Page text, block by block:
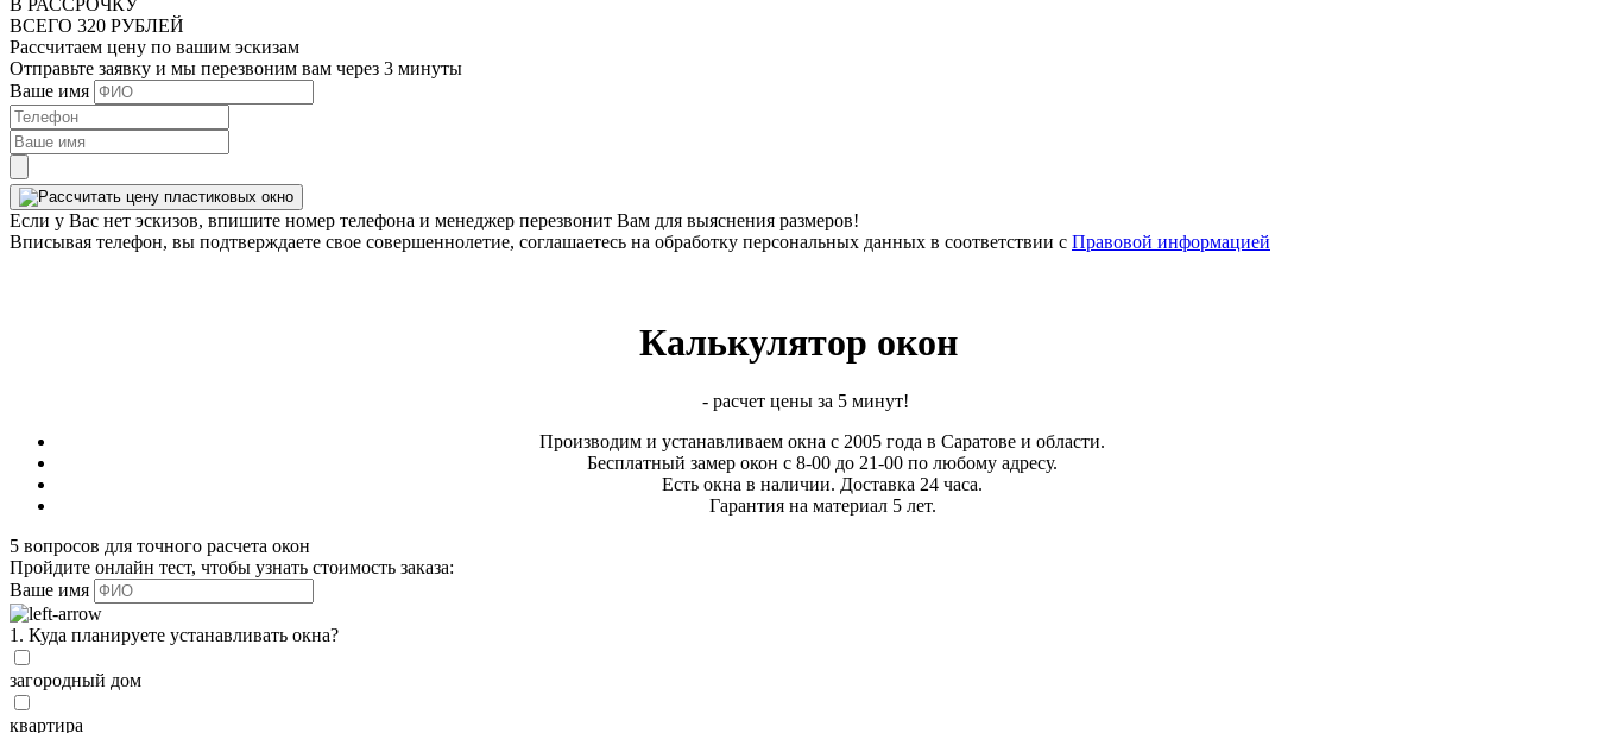
В РАССРОЧКУ
ВСЕГО 320 РУБЛЕЙ
Рассчитаем цену по вашим эскизам
Отправьте заявку и мы перезвоним вам через 3 минуты
Ваше имя
Если у Вас нет эскизов, впишите номер телефона и менеджер перезвонит Вам для выяснения размеров!
Вписывая телефон, вы подтверждаете свое совершеннолетие, соглашаетесь на обработку персональных данных в соответствии с Правовой информацией
Калькулятор окон
- расчет цены за 5 минут!
Производим и устанавливаем окна с 2005 года в Саратове и области.
Бесплатный замер окон с 8-00 до 21-00 по любому адресу.
Есть окна в наличии. Доставка 24 часа.
Гарантия на материал 5 лет.
5 вопросов для точного расчета окон
Пройдите онлайн тест, чтобы узнать стоимость заказа:
Ваше имя
1. Куда планируете устанавливать окна?
загородный дом
квартира